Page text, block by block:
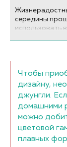
середины
использовать
Чтобы
дизайну,
джунгли.
домашними
можно
цветовой
плавных